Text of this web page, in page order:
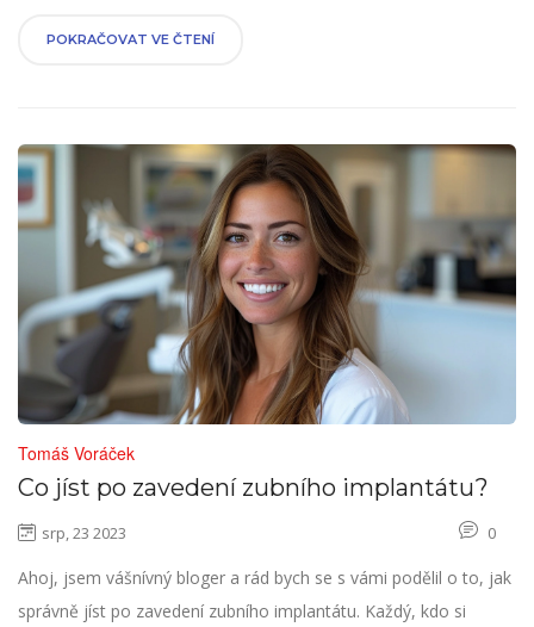
rady pro správnou péči o implantáty, aby vydržely co nejdéle.
POKRAČOVAT VE ČTENÍ
Tomáš Voráček
Co jíst po zavedení zubního implantátu?
srp, 23 2023 0
Ahoj, jsem vášnívný bloger a rád bych se s vámi podělil o to, jak
správně jíst po zavedení zubního implantátu. Každý, kdo si